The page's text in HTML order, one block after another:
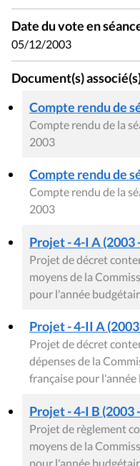
Date du vote en
05/12/2003
Document(s)
Compte rendu de
Compte rendu de la
2003
Compte rendu de
Compte rendu de la
2003
Projet - 4-I A (2003
Projet de décret
moyens de la
pour l'année
Projet - 4-II A (2003
Projet de décret
dépenses de la
française pour
Projet - 4-I B (2003
Projet de règlement
moyens de la
pour l'année